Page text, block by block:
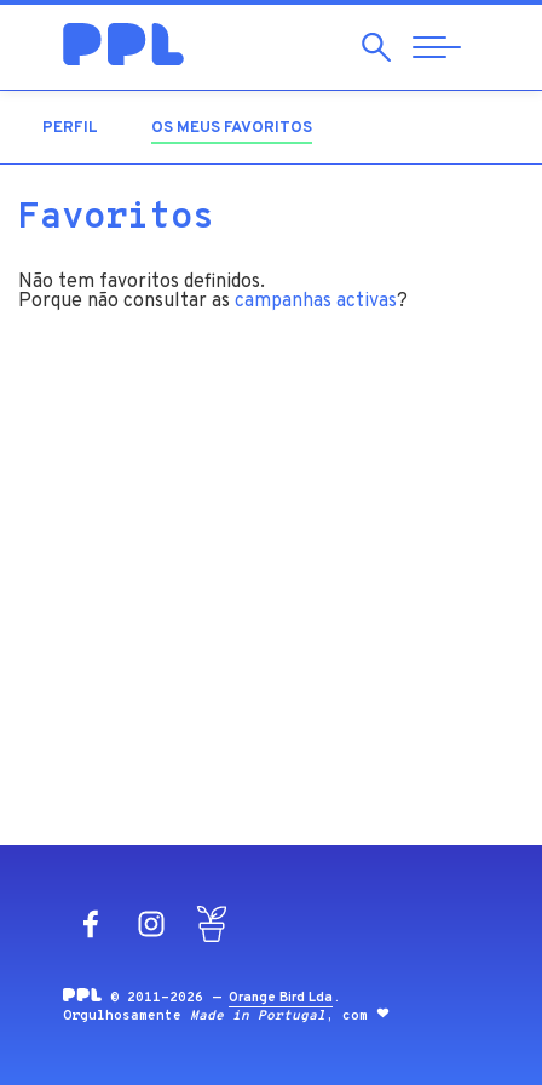
Pesquisar
Abrir
Navegação
PERFIL OS MEUS FAVORITOS
Favoritos
Não tem favoritos definidos.
Porque não consultar as campanhas activas?
FacebookInstagram
© 2011-2026 —Orange Bird Lda .
Orgulhosamente Made in Portugal , com